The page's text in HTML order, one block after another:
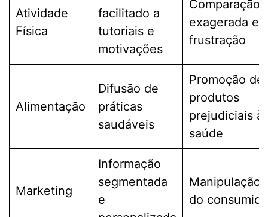
Atividade
Física
facilitado a
tutoriais e
motivações
Comparação
exagerada e
frustração
Alimentação
Difusão de
práticas
saudáveis
Promoção de
produtos
prejudiciais à
saúde
Marketing
Informação
segmentada
e
Manipulação
do